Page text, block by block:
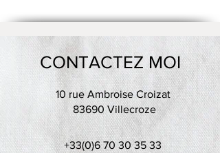
CONTACTEZ MOI
10 rue Ambroise Croizat
83690 Villecroze
+33(0)6 70 30 35 33